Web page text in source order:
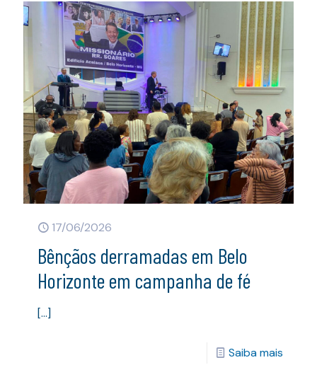
17/06/2026
Bênçãos derramadas em Belo
Horizonte em campanha de fé
[…]
Saiba mais